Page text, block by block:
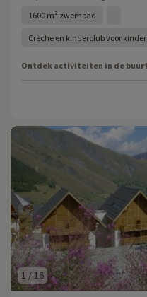
1600 m² zwembad
Crèche en kinderclub voor
Ontdek activiteiten in de buurt
1 /16